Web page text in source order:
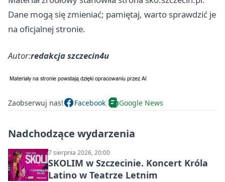
Dane mogą się zmieniać; pamiętaj, warto sprawdzić je
na oficjalnej stronie.
Autor:redakcja szczecin4u
Zaobserwuj nas! Facebook Google News
Nadchodzące wydarzenia
7 sierpnia 2026, 20:00
SKOLIM w Szczecinie. Koncert Króla
Latino w Teatrze Letnim